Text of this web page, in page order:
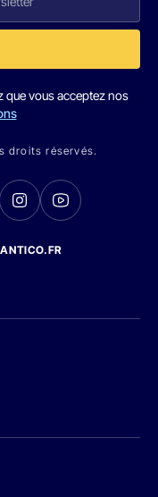
que vous acceptez nos
droits réservés.